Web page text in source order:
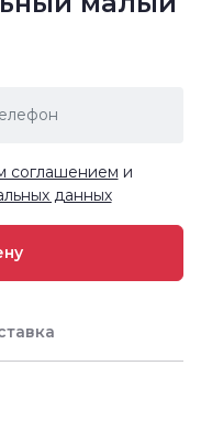
соглашением и
данных